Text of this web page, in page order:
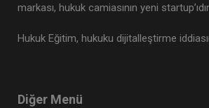
markası, hukuk camiasının yeni
Hukuk Eğitim, hukuku dijitalleştirme
Diğer Menü